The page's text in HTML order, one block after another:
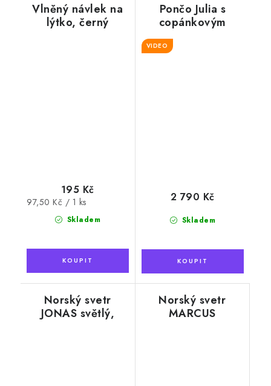
Vlněný návlek na
lýtko, černý
Skladem
195 Kč
Měrná
97,50 Kč / 1 ks
Pončo Julia s
copánkovým
vzorem, ovčí vlna,
VIDEO
Skladem
2 790 Kč
Norský svetr
JONAS světlý,
Norský svetr
MARCUS